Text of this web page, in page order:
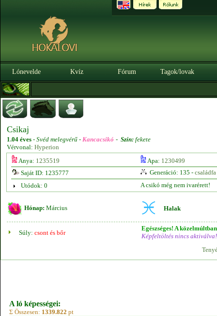
Lónevelde Kvíz Fórum Tagok/lovak
Csikaj
1.04 éves - Svéd melegvérű - Kancacsikó - Szín: fekete
Vérvonal: Hyperion
Anya: 1235519 Apa: 1230499
Saját ID: 1235777
Generáció: 135 - családfa
Utódok: 0
A csikó még nem ivarérett!
Hónap: Március Halak
Súly: csont és bőr
Egészséges! A
Képfeltöltés nincs aktiválva!
A ló képességei:
Σ Összesen: 1339.822 pt